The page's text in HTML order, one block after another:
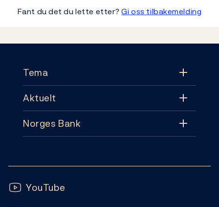
Fant du det du lette etter?Gi oss tilbakemelding
Tema
Tema
Pengepolitikk
Sedler og mynter
Aktuelt
Aktuelt
Publikasjoner
Norges Bank
Abonnement
Følg oss:
YouTube